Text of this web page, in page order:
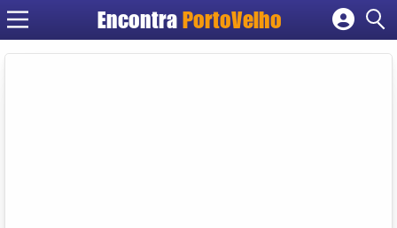
EncontraPortoVelho
Cadastrar empresa